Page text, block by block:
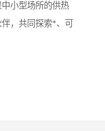
小型场所的供热
，共同探索*、可